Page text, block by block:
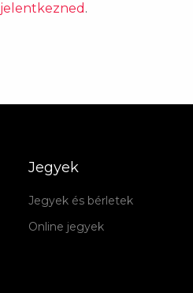
jelentkezned .
Jegyek
Jegyek és bérletek
Online jegyek